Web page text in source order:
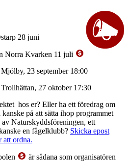
28 juni
Norra Kvarken 11 juli
23 september 18:00
27 oktober 17:30
hos er? Eller ha ett föredrag om
på att sätta ihop programmet
Naturskyddsföreningen, ett
en fågelklubb? Skicka epost
att ordna.
är sådana som organisatören